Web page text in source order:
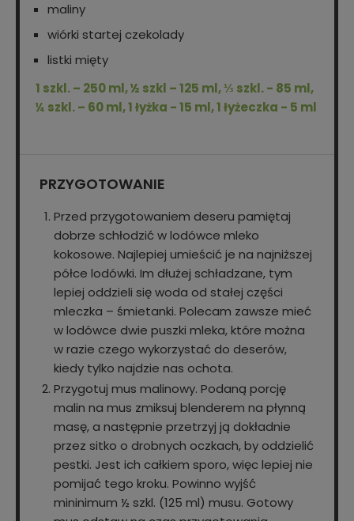
maliny
wiórki startej czekolady
listki mięty
1 szkl. – 250 ml, ½ szkl – 125 ml, ⅓ szkl. - 85 ml,
¼ szkl. – 60 ml, 1 łyżka - 15 ml, 1 łyżeczka - 5 ml
PRZYGOTOWANIE
Przed przygotowaniem deseru pamiętaj
dobrze schłodzić w lodówce mleko
kokosowe. Najlepiej umieścić je na najniższej
półce lodówki. Im dłużej schładzane, tym
lepiej oddzieli się woda od stałej części
mleczka – śmietanki. Polecam zawsze mieć
w lodówce dwie puszki mleka, które można
w razie czego wykorzystać do deserów,
kiedy tylko najdzie nas ochota.
Przygotuj mus malinowy. Podaną porcję
malin na mus zmiksuj blenderem na płynną
masę, a następnie przetrzyj ją dokładnie
przez sitko o drobnych oczkach, by oddzielić
pestki. Jest ich całkiem sporo, więc lepiej nie
pomijać tego kroku. Powinno wyjść
mininimum ½ szkl. (125 ml) musu. Gotowy